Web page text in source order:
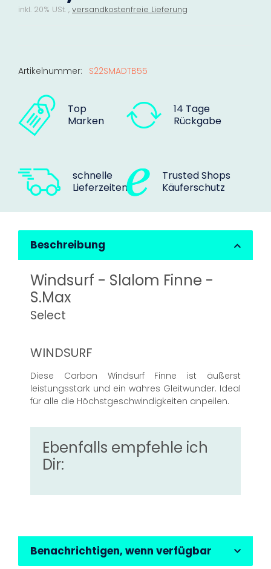
inkl. 20% USt. , versandkostenfreie Lieferung
Artikelnummer: S22SMADTB55
Top
Marken
14 Tage
Rückgabe
schnelle
Lieferzeiten
Trusted Shops
Käuferschutz
Beschreibung
Windsurf - Slalom Finne -
S.Max
Select
WINDSURF
Diese Carbon Windsurf Finne ist äußerst
leistungsstark und ein wahres Gleitwunder. Ideal
für alle die Höchstgeschwindigkeiten anpeilen.
Ebenfalls empfehle ich
Dir:
Benachrichtigen, wenn verfügbar